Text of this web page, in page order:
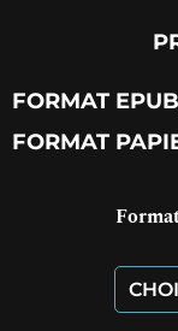
FORMAT
FORMAT